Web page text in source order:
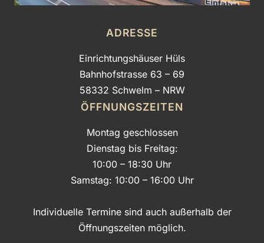
ADRESSE
Einrichtungshäuser Hüls
Bahnhofstrasse 63 – 69
58332 Schwelm – NRW
ÖFFNUNGSZEITEN
Montag geschlossen
Dienstag bis Freitag:
10:00 – 18:30 Uhr
Samstag: 10:00 – 16:00 Uhr
Individuelle Termine sind auch außerhalb der
Öffnungszeiten möglich.